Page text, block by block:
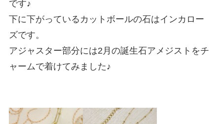
です♪
下に下がっているカットボールの石はインカロー
ズです。
アジャスター部分には2月の誕生石アメジストをチ
ャームで着けてみました♪